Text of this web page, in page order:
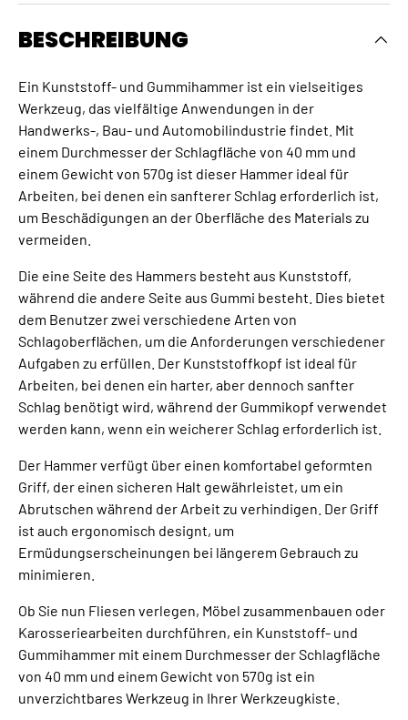
BESCHREIBUNG
Ein Kunststoff- und Gummihammer ist ein vielseitiges
Werkzeug, das vielfältige Anwendungen in der
Handwerks-, Bau- und Automobilindustrie findet. Mit
einem Durchmesser der Schlagfläche von 40 mm und
einem Gewicht von 570g ist dieser Hammer ideal für
Arbeiten, bei denen ein sanfterer Schlag erforderlich ist,
um Beschädigungen an der Oberfläche des Materials zu
vermeiden.
Die eine Seite des Hammers besteht aus Kunststoff,
während die andere Seite aus Gummi besteht. Dies bietet
dem Benutzer zwei verschiedene Arten von
Schlagoberflächen, um die Anforderungen verschiedener
Aufgaben zu erfüllen. Der Kunststoffkopf ist ideal für
Arbeiten, bei denen ein harter, aber dennoch sanfter
Schlag benötigt wird, während der Gummikopf verwendet
werden kann, wenn ein weicherer Schlag erforderlich ist.
Der Hammer verfügt über einen komfortabel geformten
Griff, der einen sicheren Halt gewährleistet, um ein
Abrutschen während der Arbeit zu verhindigen. Der Griff
ist auch ergonomisch designt, um
Ermüdungserscheinungen bei längerem Gebrauch zu
minimieren.
Ob Sie nun Fliesen verlegen, Möbel zusammenbauen oder
Karosseriearbeiten durchführen, ein Kunststoff- und
Gummihammer mit einem Durchmesser der Schlagfläche
von 40 mm und einem Gewicht von 570g ist ein
unverzichtbares Werkzeug in Ihrer Werkzeugkiste.